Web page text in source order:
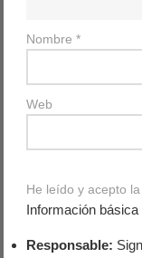
Nombre*
Web
He leído y acepto la
Información
Responsable: